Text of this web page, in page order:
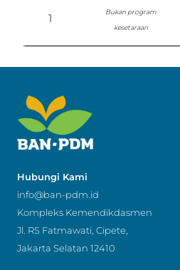
1
Bukan program
kesetaraan
Hubungi Kami
info@ban-pdm.id
Kompleks Kemendikdasmen
Jl. RS Fatmawati, Cipete,
Jakarta Selatan 12410